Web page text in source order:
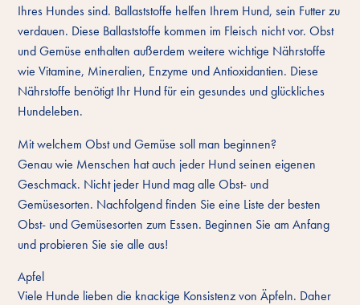
Ihres Hundes sind. Ballaststoffe helfen Ihrem Hund, sein Futter zu
verdauen. Diese Ballaststoffe kommen im Fleisch nicht vor. Obst
und Gemüse enthalten außerdem weitere wichtige Nährstoffe
wie Vitamine, Mineralien, Enzyme und Antioxidantien. Diese
Nährstoffe benötigt Ihr Hund für ein gesundes und glückliches
Hundeleben.
Mit welchem ​​Obst und Gemüse soll man beginnen?
Genau wie Menschen hat auch jeder Hund seinen eigenen
Geschmack. Nicht jeder Hund mag alle Obst- und
Gemüsesorten. Nachfolgend finden Sie eine Liste der besten
Obst- und Gemüsesorten zum Essen. Beginnen Sie am Anfang
und probieren Sie sie alle aus!
Apfel
Viele Hunde lieben die knackige Konsistenz von Äpfeln. Daher